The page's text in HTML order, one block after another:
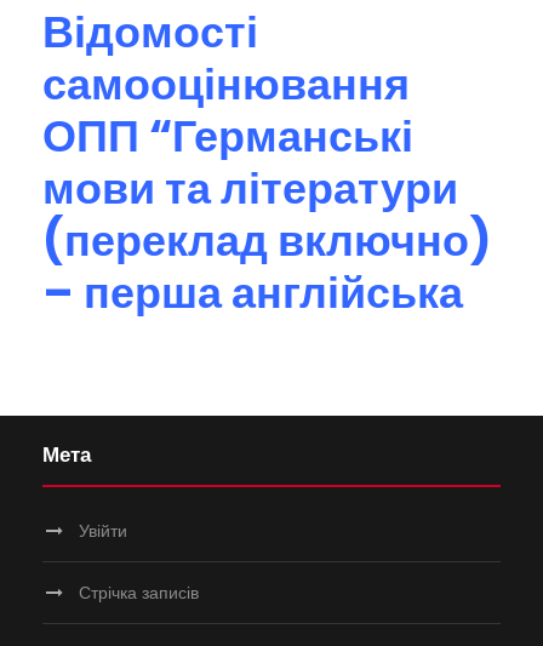
Відомості
самооцінювання
ОПП “Германські
мови та літератури
(переклад включно)
– перша англійська
Мета
Увійти
Стрічка записів